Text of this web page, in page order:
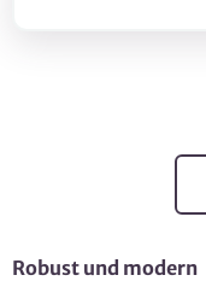
Robust und modern